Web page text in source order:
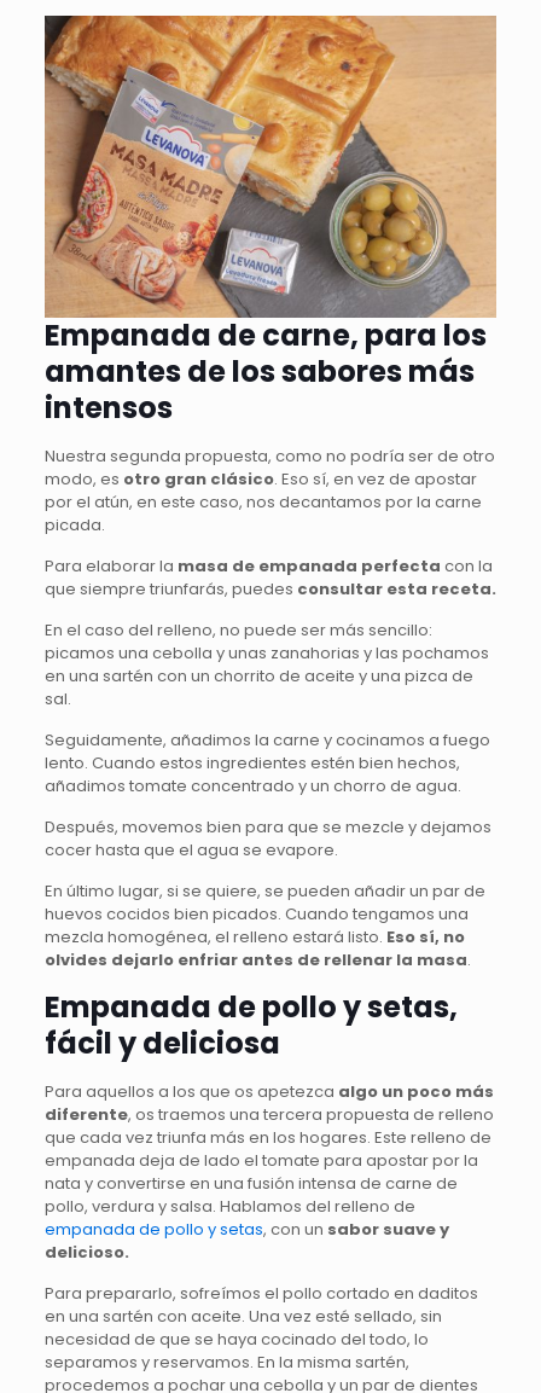
Empanada de carne, para los
amantes de los sabores más
intensos
Nuestra segunda propuesta, como no podría ser de otro
modo, es otro gran clásico. Eso sí, en vez de apostar
por el atún, en este caso, nos decantamos por la carne
picada.
Para elaborar la masa de empanada perfecta con la
que siempre triunfarás, puedes consultar esta receta.
En el caso del relleno, no puede ser más sencillo:
picamos una cebolla y unas zanahorias y las pochamos
en una sartén con un chorrito de aceite y una pizca de
sal.
Seguidamente, añadimos la carne y cocinamos a fuego
lento. Cuando estos ingredientes estén bien hechos,
añadimos tomate concentrado y un chorro de agua.
Después, movemos bien para que se mezcle y dejamos
cocer hasta que el agua se evapore.
En último lugar, si se quiere, se pueden añadir un par de
huevos cocidos bien picados. Cuando tengamos una
mezcla homogénea, el relleno estará listo. Eso sí, no
olvides dejarlo enfriar antes de rellenar la masa.
Empanada de pollo y setas,
fácil y deliciosa
Para aquellos a los que os apetezca algo un poco más
diferente, os traemos una tercera propuesta de relleno
que cada vez triunfa más en los hogares. Este relleno de
empanada deja de lado el tomate para apostar por la
nata y convertirse en una fusión intensa de carne de
pollo, verdura y salsa. Hablamos del relleno de
empanada de pollo y setas, con un sabor suave y
delicioso.
Para prepararlo, sofreímos el pollo cortado en daditos
en una sartén con aceite. Una vez esté sellado, sin
necesidad de que se haya cocinado del todo, lo
separamos y reservamos. En la misma sartén,
procedemos a pochar una cebolla y un par de dientes